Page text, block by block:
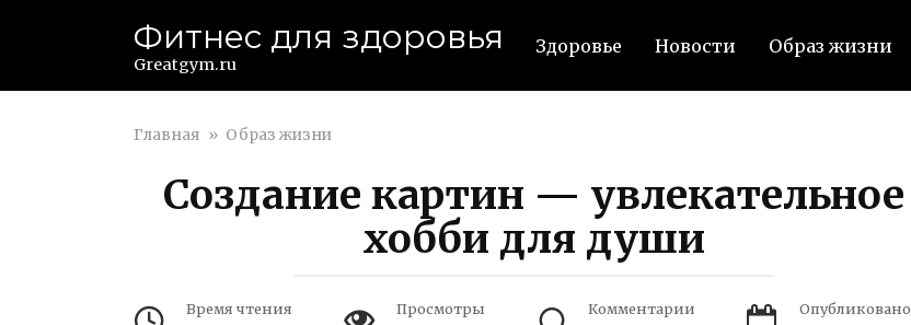
Фитнес для здоровья
Greatgym.ru
Здоровье Новости Образ жизни
Главная » Образ жизни
Создание картин — увлекательное
хобби для души
Время чтения Просмотры Комментарии Опубликовано